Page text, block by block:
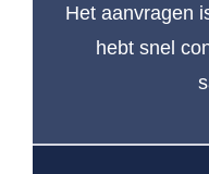
Het aanvragen
hebt snel